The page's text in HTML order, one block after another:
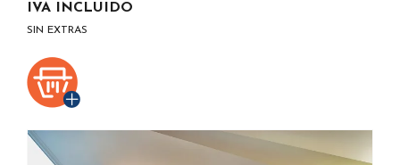
IVA INCLUIDO
SIN EXTRAS